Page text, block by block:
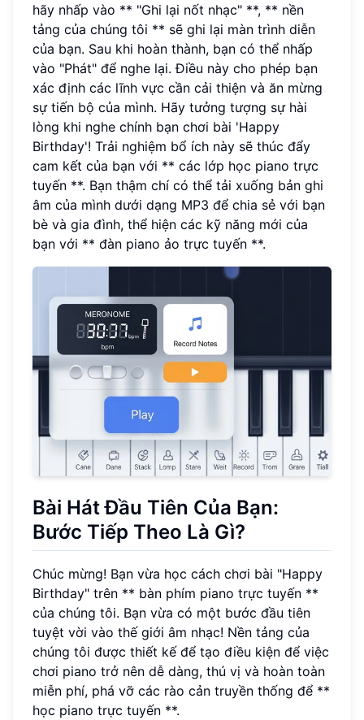
hãy nhấp vào ** "Ghi lại nốt nhạc" **, ** nền
tảng của chúng tôi ** sẽ ghi lại màn trình diễn
của bạn. Sau khi hoàn thành, bạn có thể nhấp
vào "Phát" để nghe lại. Điều này cho phép bạn
xác định các lĩnh vực cần cải thiện và ăn mừng
sự tiến bộ của mình. Hãy tưởng tượng sự hài
lòng khi nghe chính bạn chơi bài 'Happy
Birthday'! Trải nghiệm bổ ích này sẽ thúc đẩy
cam kết của bạn với ** các lớp học piano trực
tuyến **. Bạn thậm chí có thể tải xuống bản ghi
âm của mình dưới dạng MP3 để chia sẻ với bạn
bè và gia đình, thể hiện các kỹ năng mới của
bạn với ** đàn piano ảo trực tuyến **.
Bài Hát Đầu Tiên Của Bạn:
Bước Tiếp Theo Là Gì?
Chúc mừng! Bạn vừa học cách chơi bài "Happy
Birthday" trên ** bàn phím piano trực tuyến **
của chúng tôi. Bạn vừa có một bước đầu tiên
tuyệt vời vào thế giới âm nhạc! Nền tảng của
chúng tôi được thiết kế để tạo điều kiện để việc
chơi piano trở nên dễ dàng, thú vị và hoàn toàn
miễn phí, phá vỡ các rào cản truyền thống để **
học piano trực tuyến **.